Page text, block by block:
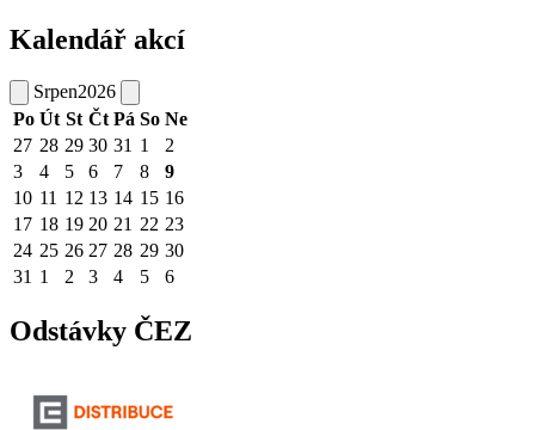
Kalendář akcí
Srpen2026
Po Út St Čt Pá So Ne
27 28 29 30 31 1
2
3
4 5 6 7 8
9
10 11 12 13 14 15 16
17 18 19 20 21 22 23
24 25 26 27 28 29 30
31 1 2 3 4 5 6
Odstávky ČEZ